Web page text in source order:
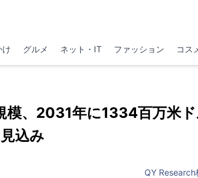
け グルメ ネット・IT ファッション コス
模、2031年に1334百万米
込み
QY Research